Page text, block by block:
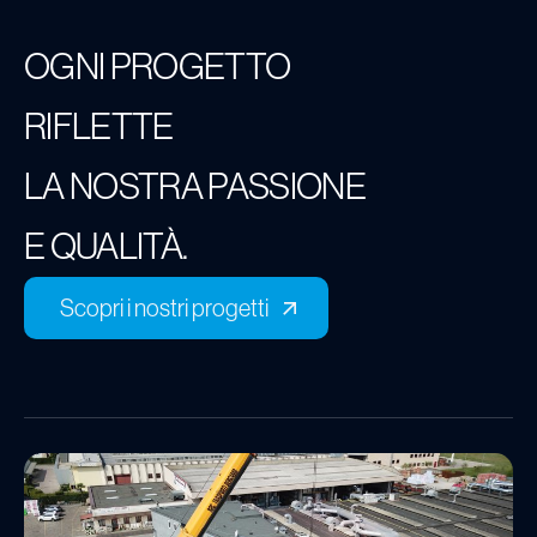
OGNI PROGETTO
RIFLETTE
LA NOSTRA PASSIONE
E QUALITÀ.
Scopri i nostri progetti